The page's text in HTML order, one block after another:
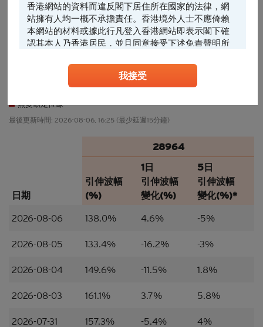
香港網站的資料而違反閣下居住所在國家的法律，網
站擁有人均一概不承擔責任。香港境外人士不應倚賴
本網站的材料或據此行凡登入香港網站即表示閣下確
認其本人乃香港居民，並且同意接受下述免責聲明所
任何人士登入本香港網站或可能管有其中所載材料，
應當查明及遵照任何適用的限制（包括本文所載
禁於適用法律或法規不容許分發、傳送、披露或發佈
特別要注意的是，本網站所載的資料不得帶進或傳送
到美國或直接或間接在美國或向任何美籍人士（定義
見1933年美國《證券法》S規例）傳閱。為遵守適用
的法律及法規，本香港網站的內容僅為香港居民而
設， 閣下不應在香港境外登入、瀏覽本香港網站及/
成或組成購買、出售、認購或承銷任何材料或本香港
的一項（或其中一部分的）要約、邀請、招攬、誘
品或達成任何交易的意見或任何形式的建議。本網站
我接受
28964引伸波幅變動(%)
無變動定位線
最後更新時間: 2026-08-06, 16:25 (最少延遲15分鐘)
28964
日期
引伸波幅
(%)
1日
引伸波幅
變化(%)
5日
引伸波幅
變化(%)*
2026-08-06 138.0% 4.6% -5%
2026-08-05 133.4% -16.2% -3%
2026-08-04 149.6% -11.5% 1.8%
2026-08-03 161.1% 3.7% 5.8%
2026-07-31 157.3% -5.4% 4%